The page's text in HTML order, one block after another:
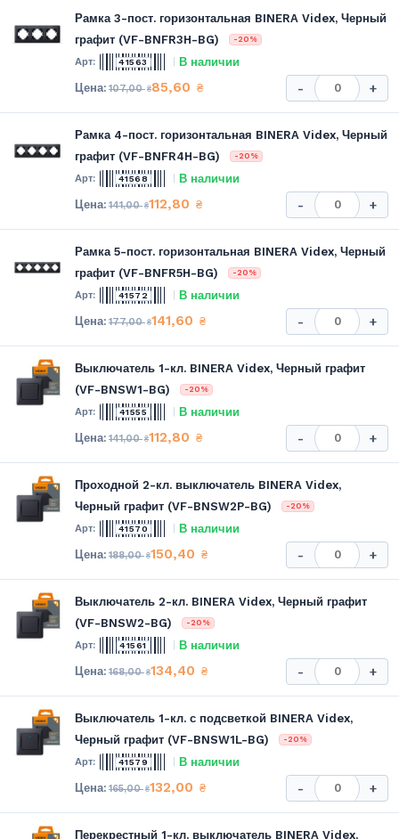
Рамка 3-пост. горизонтальная BINERA Videx, Черный
графит (VF-BNFR3H-BG)
-20%
41563 В наличии
107,00₴85,60 ₴ - +
Рамка 4-пост. горизонтальная BINERA Videx, Черный
графит (VF-BNFR4H-BG)
-20%
41568 В наличии
141,00₴112,80 ₴ - +
Рамка 5-пост. горизонтальная BINERA Videx, Черный
графит (VF-BNFR5H-BG)
-20%
41572 В наличии
177,00₴141,60 ₴ - +
Выключатель 1-кл. BINERA Videx, Черный графит
(VF-BNSW1-BG)
-20%
41555 В наличии
141,00₴112,80 ₴ - +
Проходной 2-кл. выключатель BINERA Videx,
Черный графит (VF-BNSW2P-BG)
-20%
41570 В наличии
188,00₴150,40 ₴ - +
Выключатель 2-кл. BINERA Videx, Черный графит
(VF-BNSW2-BG)
-20%
41561 В наличии
168,00₴134,40 ₴ - +
Выключатель 1-кл. с подсветкой BINERA Videx,
Черный графит (VF-BNSW1L-BG)
-20%
41579 В наличии
165,00₴132,00 ₴ - +
Перекрестный 1-кл. выключатель BINERA Videx,